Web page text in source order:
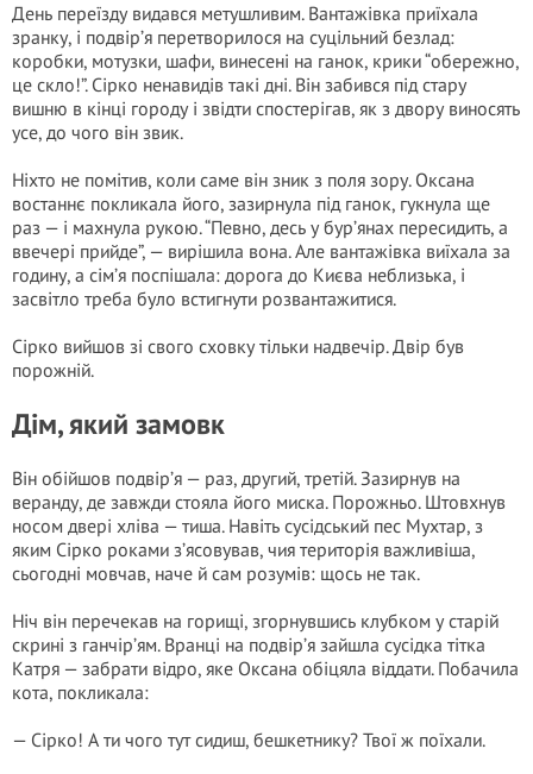
День переїзду видався метушливим. Вантажівка приїхала
зранку, і подвір’я перетворилося на суцільний безлад:
коробки, мотузки, шафи, винесені на ганок, крики “обережно,
це скло!”. Сірко ненавидів такі дні. Він забився під стару
вишню в кінці городу і звідти спостерігав, як з двору виносять
усе, до чого він звик.
Ніхто не помітив, коли саме він зник з поля зору. Оксана
востаннє покликала його, зазирнула під ганок, гукнула ще
раз — і махнула рукою. “Певно, десь у бур’янах пересидить, а
ввечері прийде”, — вирішила вона. Але вантажівка виїхала за
годину, а сім’я поспішала: дорога до Києва неблизька, і
засвітло треба було встигнути розвантажитися.
Сірко вийшов зі свого сховку тільки надвечір. Двір був
порожній.
Дім, який замовк
Він обійшов подвір’я — раз, другий, третій. Зазирнув на
веранду, де завжди стояла його миска. Порожньо. Штовхнув
носом двері хліва — тиша. Навіть сусідський пес Мухтар, з
яким Сірко роками з’ясовував, чия територія важливіша,
сьогодні мовчав, наче й сам розумів: щось не так.
Ніч він перечекав на горищі, згорнувшись клубком у старій
скрині з ганчір’ям. Вранці на подвір’я зайшла сусідка тітка
Катря — забрати відро, яке Оксана обіцяла віддати. Побачила
кота, покликала:
— Сірко! А ти чого тут сидиш, бешкетнику? Твої ж поїхали.